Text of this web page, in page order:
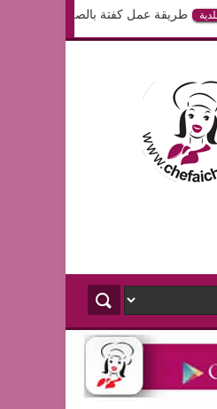
طريقة عمل كفتة بالصلصة في الفرن